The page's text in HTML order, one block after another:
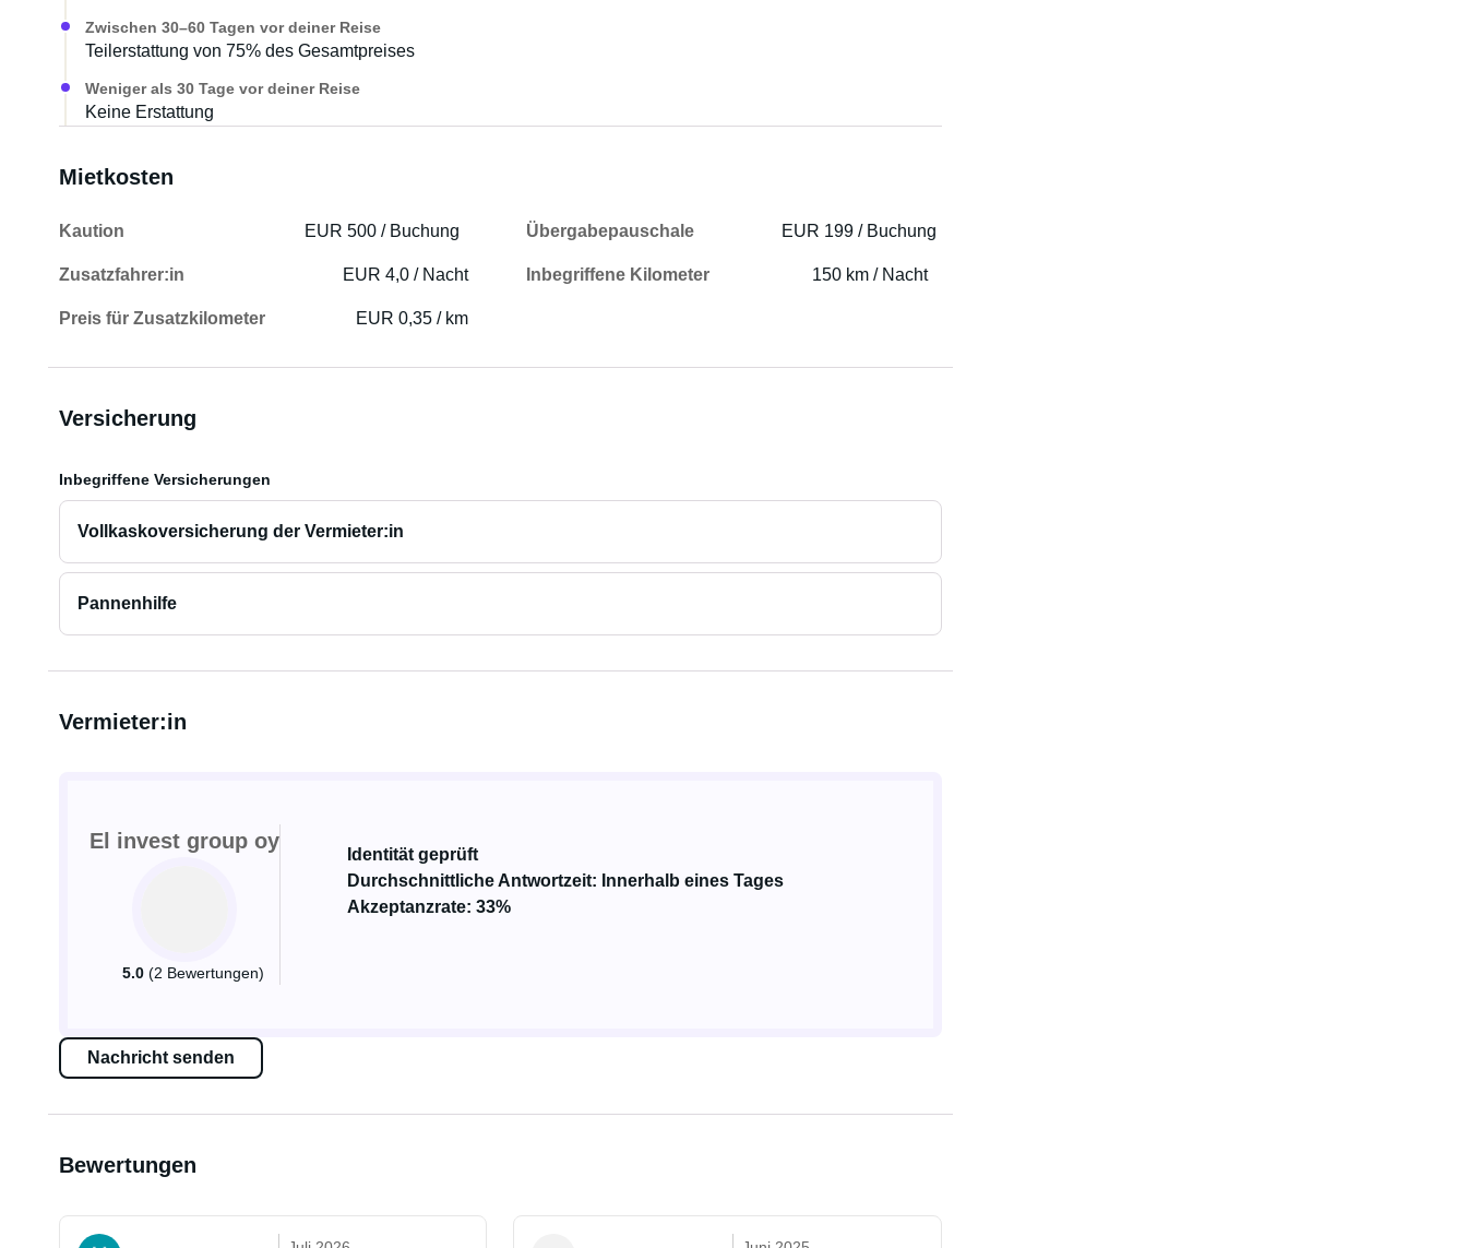
Zwischen 30–60 Tagen vor deiner Reise
Teilerstattung von 75% des Gesamtpreises
Weniger als 30 Tage vor deiner Reise
Keine Erstattung
Mietkosten
Kaution EUR 500 / Buchung Übergabepauschale EUR 199 / Buchung
Zusatzfahrer:in EUR 4,0 / Nacht Inbegriffene Kilometer 150 km / Nacht
Preis für Zusatzkilometer EUR 0,35 / km
Versicherung
Inbegriffene Versicherungen
Vollkaskoversicherung der Vermieter:in
Pannenhilfe
Vermieter:in
El invest group oy
5.0 (2 Bewertungen)
Identität geprüft
Durchschnittliche Antwortzeit: Innerhalb eines Tages
Akzeptanzrate: 33%
Nachricht senden
Bewertungen